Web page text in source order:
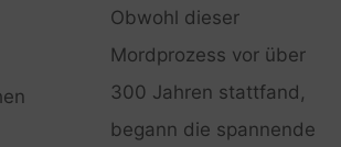
Obwohl dieser
Mordprozess vor über
300 Jahren stattfand,
begann die spannende